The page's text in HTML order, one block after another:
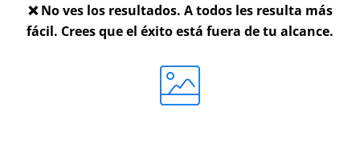
❌ No ves los resultados. A todos les resulta más
fácil. Crees que el éxito está fuera de tu alcance.